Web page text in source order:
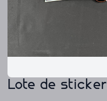
Lote de